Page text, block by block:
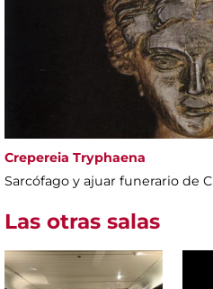
Crepereia Tryphaena
Sarcófago y ajuar funerario de
Las otras salas